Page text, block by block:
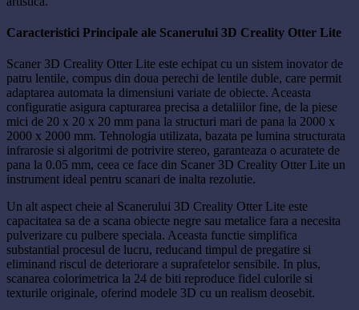
Caracteristici Principale ale Scanerului 3D Creality Otter Lite
Scaner 3D Creality Otter Lite este echipat cu un sistem inovator de
patru lentile, compus din doua perechi de lentile duble, care permit
adaptarea automata la dimensiuni variate de obiecte. Aceasta
configuratie asigura capturarea precisa a detaliilor fine, de la piese
mici de 20 x 20 x 20 mm pana la structuri mari de pana la 2000 x
2000 x 2000 mm. Tehnologia utilizata, bazata pe lumina structurata
infrarosie si algoritmi de potrivire stereo, garanteaza o acuratete de
pana la 0.05 mm, ceea ce face din Scaner 3D Creality Otter Lite un
instrument ideal pentru scanari de inalta rezolutie.
Un alt aspect cheie al Scanerului 3D Creality Otter Lite este
capacitatea sa de a scana obiecte negre sau metalice fara a necesita
pulverizare cu pulbere speciala. Aceasta functie simplifica
substantial procesul de lucru, reducand timpul de pregatire si
eliminand riscul de deteriorare a suprafetelor sensibile. In plus,
scanarea colorimetrica la 24 de biti reproduce fidel culorile si
texturile originale, oferind modele 3D cu un realism deosebit.